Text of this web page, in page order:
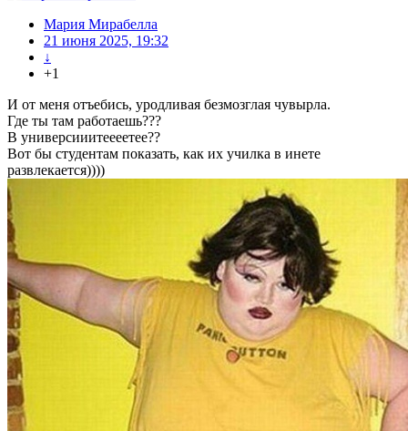
Мария Мирабелла
21 июня 2025, 19:32
↓
+1
И от меня отъебись, уродливая безмозглая чувырла.
Где ты там работаешь???
В универсииитеееетее??
Вот бы студентам показать, как их училка в инете
развлекается))))